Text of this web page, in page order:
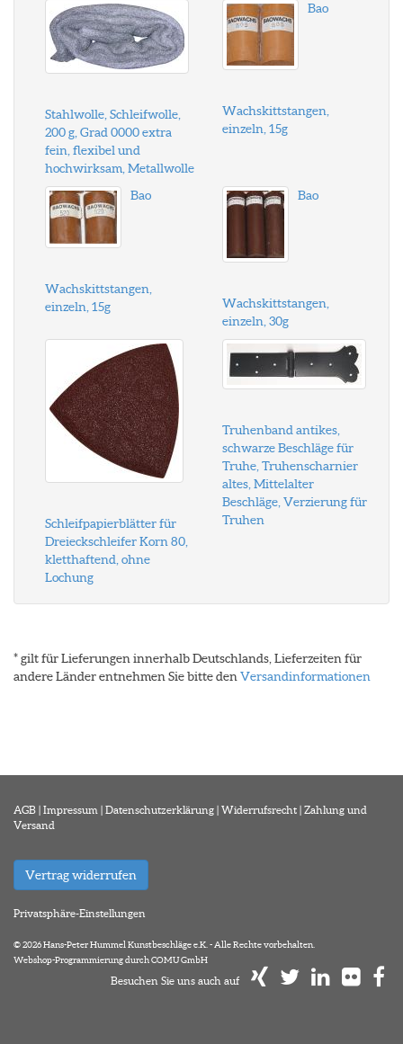
Stahlwolle, Schleifwolle,
200 g, Grad 0000 extra
fein, flexibel und
hochwirksam, Metallwolle
Bao
Wachskittstangen,
einzeln, 15g
Bao
Wachskittstangen,
einzeln, 15g
Bao
Wachskittstangen,
einzeln, 30g
Schleifpapierblätter für
Dreieckschleifer Korn 80,
kletthaftend, ohne
Lochung
Truhenband antikes,
schwarze Beschläge für
Truhe, Truhenscharnier
altes, Mittelalter
Beschläge, Verzierung für
Truhen
* gilt für Lieferungen innerhalb Deutschlands, Lieferzeiten für
andere Länder entnehmen Sie bitte den Versandinformationen
AGB | Impressum | Datenschutzerklärung | Widerrufsrecht | Zahlung und
Versand
Vertrag widerrufen
Privatsphäre-Einstellungen
© 2026 Hans-Peter Hummel Kunstbeschläge e.K. - Alle Rechte vorbehalten.
Webshop-Programmierung durch COMU GmbH
Besuchen Sie uns auch auf